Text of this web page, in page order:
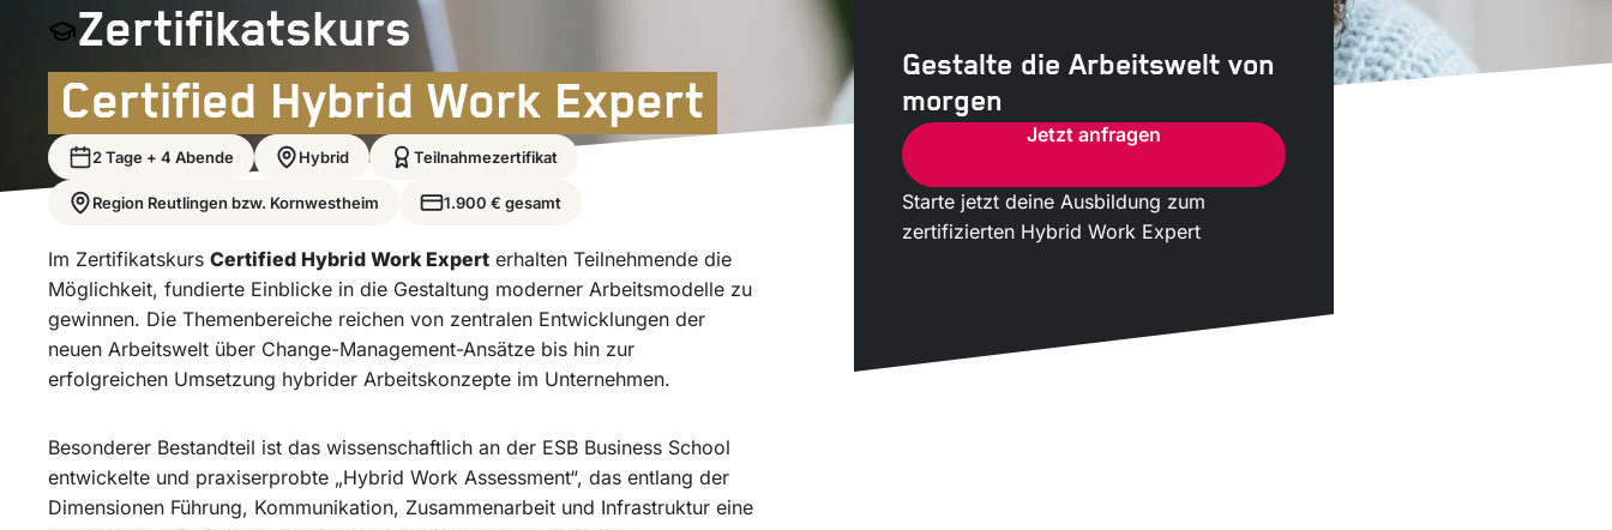
Zertifikatskurs
Certified Hybrid Work Expert
2 Tage + 4 Abende Hybrid Teilnahmezertifikat
Region Reutlingen bzw. Kornwestheim 1.900 € gesamt
Im Zertifikatskurs Certified Hybrid Work Expert erhalten Teilnehmende die
Möglichkeit, fundierte Einblicke in die Gestaltung moderner Arbeitsmodelle zu
gewinnen. Die Themenbereiche reichen von zentralen Entwicklungen der
neuen Arbeitswelt über Change-Management-Ansätze bis hin zur
erfolgreichen Umsetzung hybrider Arbeitskonzepte im Unternehmen.
Besonderer Bestandteil ist das wissenschaftlich an der ESB Business School
entwickelte und praxiserprobte „Hybrid Work Assessment“, das entlang der
Dimensionen Führung, Kommunikation, Zusammenarbeit und Infrastruktur eine
Gestalte die Arbeitswelt von
morgen
Jetzt anfragen
Starte jetzt deine Ausbildung zum
zertifizierten Hybrid Work Expert